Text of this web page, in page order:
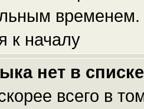
временем.
к началу
нет в
всего в